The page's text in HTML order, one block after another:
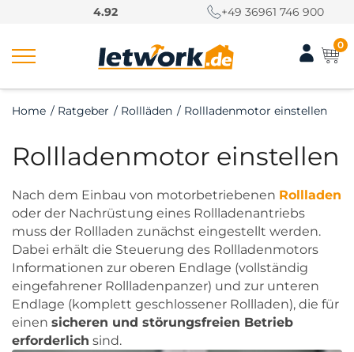
4.92 +49 36961 746 900
0
Home / Ratgeber / Rollläden / Rollladenmotor einstellen
Rollladenmotor einstellen
Nach dem Einbau von motorbetriebenen Rollladen
oder der Nachrüstung eines Rollladenantriebs
muss der Rollladen zunächst eingestellt werden.
Dabei erhält die Steuerung des Rollladenmotors
Informationen zur oberen Endlage (vollständig
eingefahrener Rollladenpanzer) und zur unteren
Endlage (komplett geschlossener Rollladen), die für
einen sicheren und störungsfreien Betrieb
erforderlich sind.